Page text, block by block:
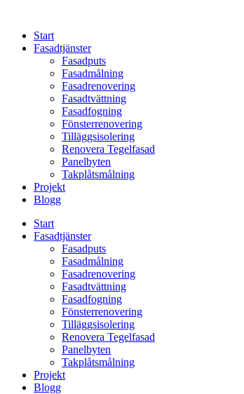
contentStart
Fasadtjänster
Fasadputs
Fasadmålning
Fasadrenovering
Fasadtvättning
Fasadfogning
Fönsterrenovering
Tilläggsisolering
Renovera Tegelfasad
Panelbyten
Takplåtsmålning
Projekt
Blogg
Start
Fasadtjänster
Fasadputs
Fasadmålning
Fasadrenovering
Fasadtvättning
Fasadfogning
Fönsterrenovering
Tilläggsisolering
Renovera Tegelfasad
Panelbyten
Takplåtsmålning
Projekt
Blogg